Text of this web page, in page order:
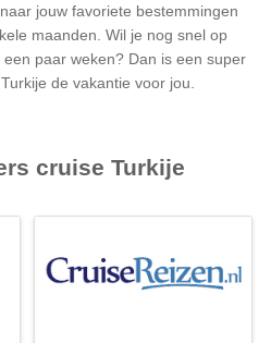
jouw favoriete bestemmingen
maanden. Wil je nog snel op
een paar weken? Dan is een super
Turkije de vakantie voor jou.
cruise Turkije